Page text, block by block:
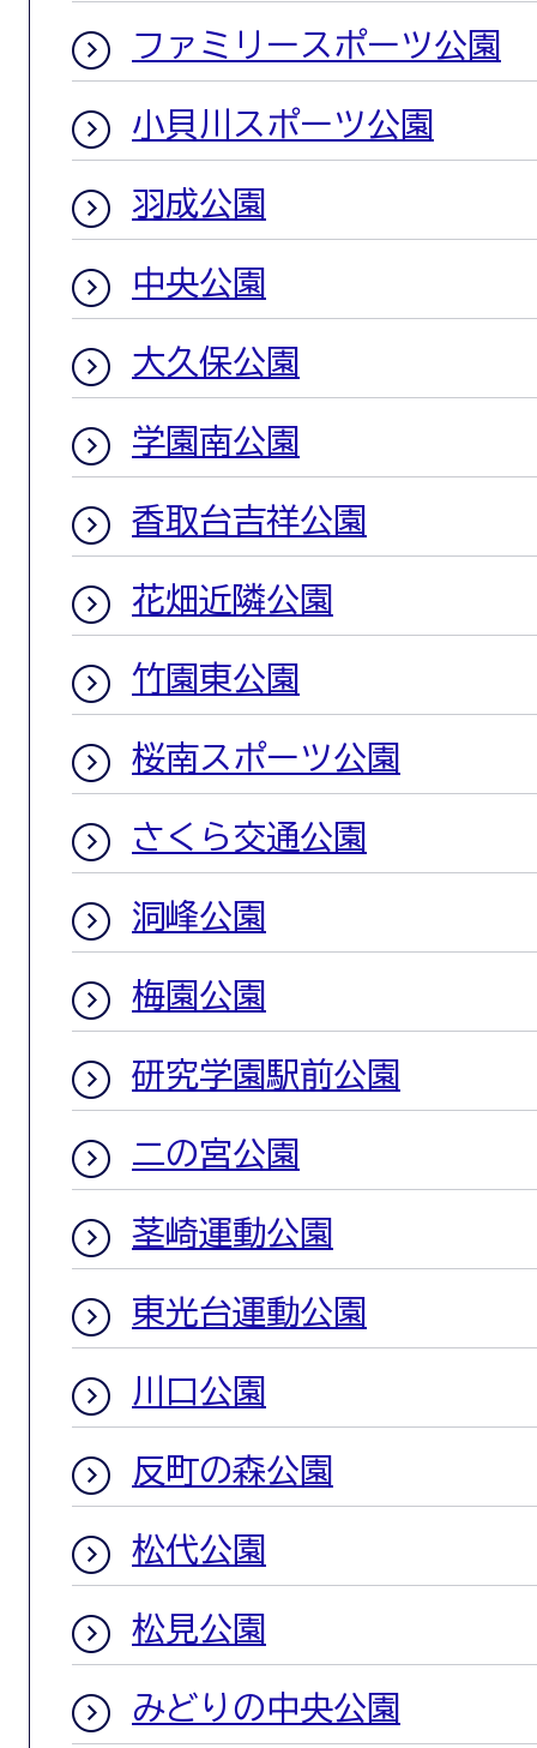
ファミリースポーツ公園
小貝川スポーツ公園
羽成公園
中央公園
大久保公園
学園南公園
香取台吉祥公園
花畑近隣公園
竹園東公園
桜南スポーツ公園
さくら交通公園
洞峰公園
梅園公園
研究学園駅前公園
二の宮公園
茎崎運動公園
東光台運動公園
川口公園
反町の森公園
松代公園
松見公園
みどりの中央公園